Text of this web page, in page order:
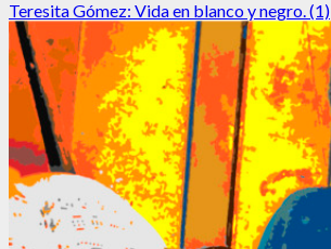
más
acerca
de
Teresita
Gómez
(2):
«Salí
avante
gracias
a
Bach»
Teresita Gómez: Vida en blanco y negro. (1)